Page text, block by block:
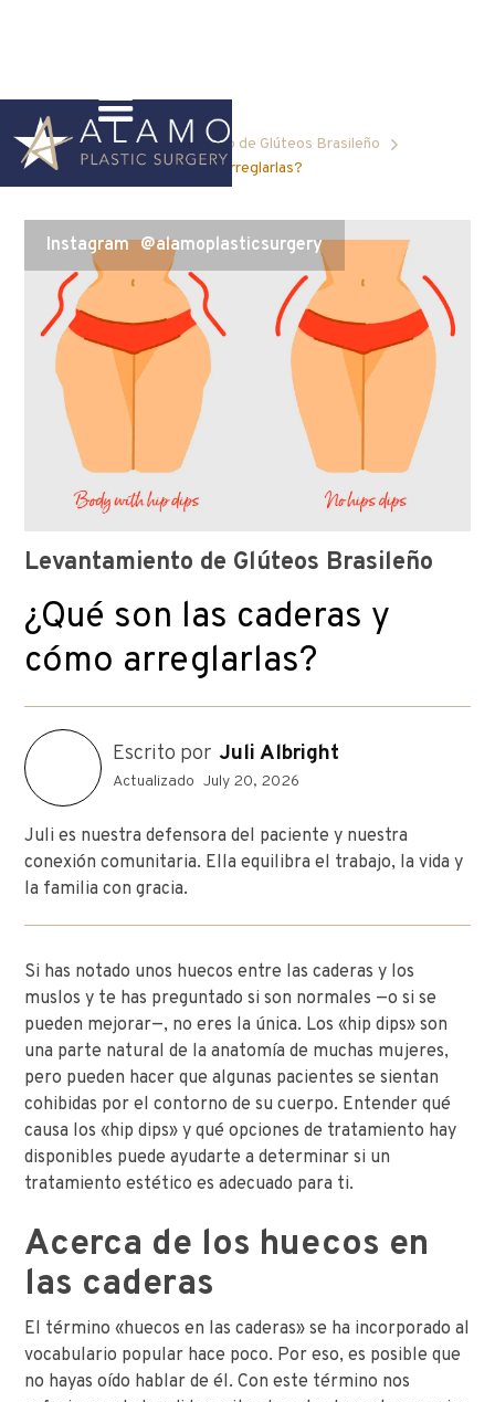
Blog Home
Levantamiento de Glúteos Brasileño
¿Qué son las caderas y cómo arreglarlas?
Instagram @alamoplasticsurgery
Levantamiento de Glúteos Brasileño
¿Qué son las caderas y
cómo arreglarlas?
Escrito por Juli Albright
Actualizado July 20, 2026
Juli es nuestra defensora del paciente y nuestra
conexión comunitaria. Ella equilibra el trabajo, la vida y
la familia con gracia.
Si has notado unos huecos entre las caderas y los
muslos y te has preguntado si son normales —o si se
pueden mejorar—, no eres la única. Los «hip dips» son
una parte natural de la anatomía de muchas mujeres,
pero pueden hacer que algunas pacientes se sientan
cohibidas por el contorno de su cuerpo. Entender qué
causa los «hip dips» y qué opciones de tratamiento hay
disponibles puede ayudarte a determinar si un
tratamiento estético es adecuado para ti.
Acerca de los huecos en
las caderas
El término «huecos en las caderas» se ha incorporado al
vocabulario popular hace poco. Por eso, es posible que
no hayas oído hablar de él. Con este término nos